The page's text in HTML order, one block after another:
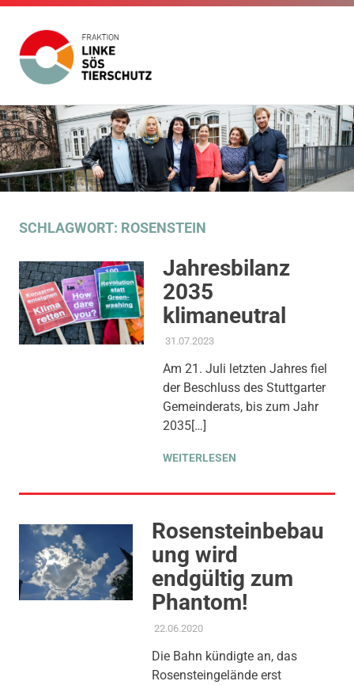
Zum
Inhalt
springen
Linke
SÖS
Tierschutz
der
Fraktion
Die
Linke
SÖS
Gemeinderat
SCHLAGWORT: ROSENSTEIN
Jahresbilanz
2035
klimaneutral
31.07.2023ADMIN
AKTUELLES
VERKEHR,
STADTENTWICKLUNG,
THEMEN,UMWELT, KLIMA &
ENERGIE
Am 21. Juli letzten Jahres fiel
der Beschluss des Stuttgarter
Gemeinderats, bis zum Jahr
2035[…]
WEITERLESEN
Rosensteinbebau
ung wird
endgültig zum
Phantom!
22.06.2020ADMIN
AKTUELLES
Die Bahn kündigte an, das
Rosensteingelände erst